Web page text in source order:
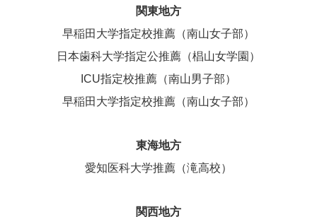
関東地方
早稲田大学指定校推薦（南山女子部）
日本歯科大学指定公推薦（椙山女学園）
ICU指定校推薦（南山男子部）
早稲田大学指定校推薦（南山女子部）
東海地方
愛知医科大学推薦（滝高校）
関西地方